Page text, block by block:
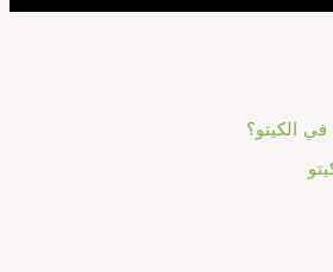
الكيتو؟